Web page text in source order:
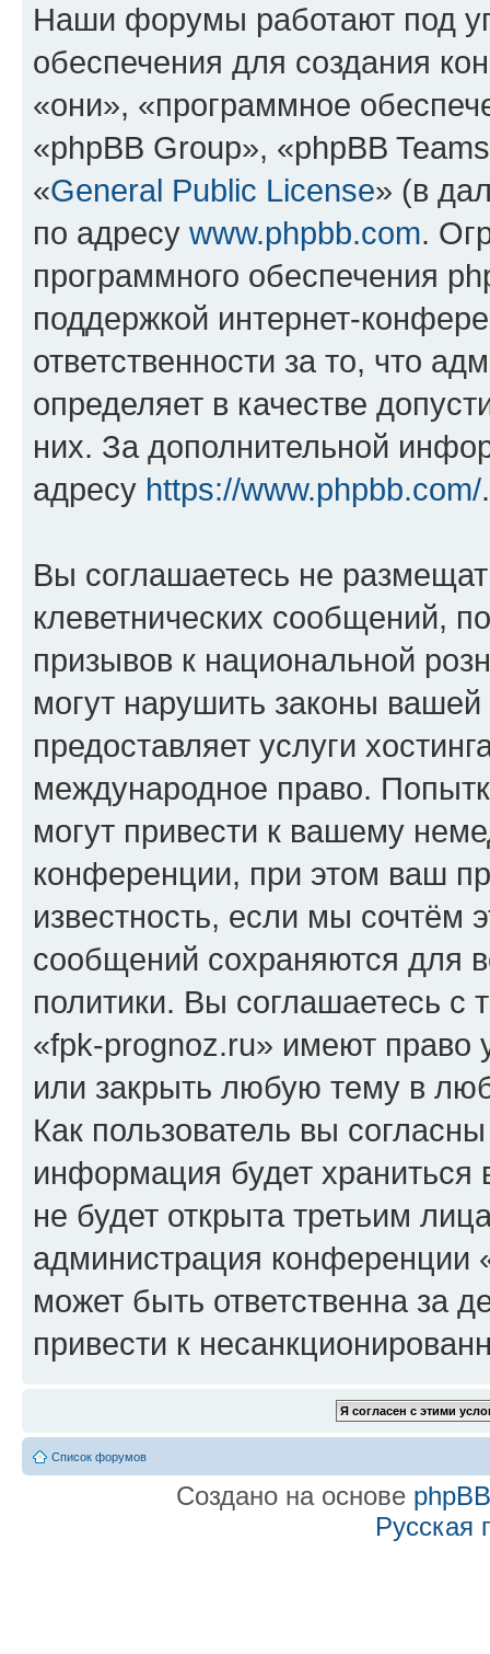
Наши форумы работают под
обеспечения для создания
«они», «программное
«phpBB Group», «phpBB
«General Public License» (в
по адресу www.phpbb.com.
программного обеспечения
поддержкой интернет-
ответственности за то, что
определяет в качестве
них. За дополнительной
адресу https://www.phpbb.com/.
Вы соглашаетесь не
клеветнических сообщений,
призывов к национальной
могут нарушить законы
предоставляет услуги
международное право.
могут привести к вашему
конференции, при этом ваш
известность, если мы сочтём
сообщений сохраняются для
политики. Вы соглашаетесь
«fpk-prognoz.ru» имеют право
или закрыть любую тему в
Как пользователь вы
информация будет
не будет открыта третьим
администрация конференции
может быть ответственна за
привести к
Список форумов
Создано на основе phpBB
Русская